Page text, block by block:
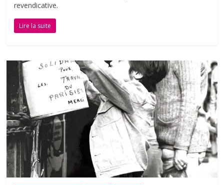
revendicative.
Lire la suite